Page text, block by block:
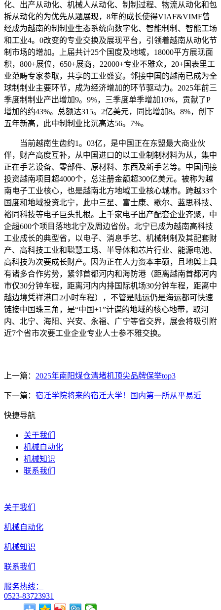
化、出产从动化、机械人从动化、制制过程、物流从动化和包
拆从动化的为优先从题展现，8年的成长使得VIAF&VIMF曾
经成为越南的制制业生态系统向数字化、智能制制、智能工场
和工业4。0改变的专业交换及展现平台，引领着越南从动化节
制市场的增加。上届共计25个国度及地域，18000平方展现面
积，800+展位，650+展商，22000+专业不雅众，20+国表里工
业范畴专家参取，共享的工业盛宴。邻接中国的越南已成为全
球制制业主要环节，成为经济增加的环节驱动力。2025年前三
季度制制业产出增加9。9%，三季度单季增加10%，贡献了P
增加的约43%。总额达315。2亿美元，同比增加8。8%，创下
五年新高，此中制制业比沉高达56。7%。
当前越南生齿约1。03亿，是中国正在东盟最大商业伙
伴，财产高度互补，从中国进口的以工业制制材料为从，集中
正在手艺设备、零部件、原材料、东西及新手艺等。中国间接
投资越南项目超4000个，总注册金额超300亿美元。被称为越
南电子工业核心，也是越南北方地域工业核心城市。跨越33个
国度和地域投资北宁，此中三星、富士康、歌尔、蓝思科技、
裕同科技等电子巨头扎根。上千家电子出产配套企业齐聚，中
企超600个项目落地北宁及周边省份。北宁已成为越南高科技
工业成长的典型省，以电子、消息手艺、机械制制及其配套财
产、高科技工业和聪慧工场、半导体和芯片行业、能源电池、
高科技为次要成长财产。因为正在人力资本丰硕，且地舆上具
有诸多合作劣势，紧邻首都河内和海防港（距离越南首都河内
市仅30分钟车程，距离河内内排国际机场30分钟车程，距离中
越边境凭祥港口2小时车程），不管是陆运仍是海运都可快速
链接中国珠三角，是“中国+1”计谋的地域的核心地带，取河
内、北宁、海阳、兴安、永福、广宁等省交界，展会将吸引附
近7个省市次要工业企业专业人士参不雅交换。
上一篇： 2025年南阳煤仓清堵机顶尖品牌保举top3
下一篇： 宿迁学院将来的宿迁大学！国内第一所从平易近
快捷导航
关于我们
机械自动化
机械知识
联系我们
关于我们
机械自动化
机械知识
联系我们
服务热线：
0523-83723931